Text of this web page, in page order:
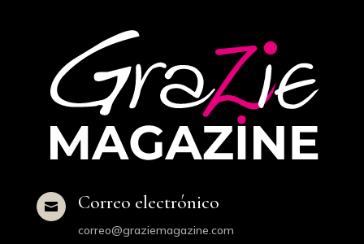
 Correo electrónico
correo@graziemagazine.com